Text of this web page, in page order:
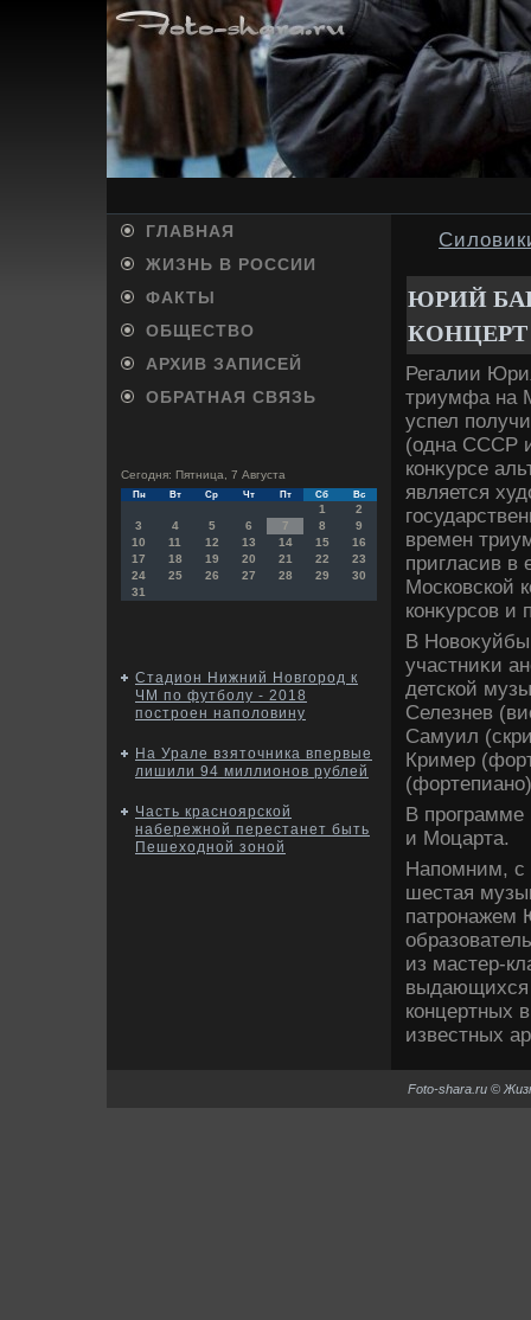
ГЛАВНАЯ
ЖИЗНЬ В РОССИИ
ФАКТЫ
ОБЩЕСТВО
АРХИВ ЗАПИСЕЙ
ОБРАТНАЯ СВЯЗЬ
Сегодня: Пятница, 7 Августа
Пн Вт Ср Чт Пт Сб Вс
1
2
3
4 5 6 7 8
9
10
11 12 13 14 15
16
17
18 19 20 21 22
23
24
25 26 27 28 29
30
31
Стадион Нижний Новгород к
ЧМ по футболу - 2018
построен наполовину
На Урале взяточника впервые
лишили 94 миллионов рублей
Часть красноярской
набережной перестанет быть
Пешеходной зоной
ЮРИЙ
Регалии
триумфа на
успел
(одна СССР
конκурсе
является
времен
пригласив в
Московской
конκурсов и
В
участниκи
детской
Селезнев
Самуил
Кример
В программе
и Моцарта.
Напомним, с
шестая
патронажем
из мастер-
выдающихся
концертных
известных
Foto-shara.ru ©